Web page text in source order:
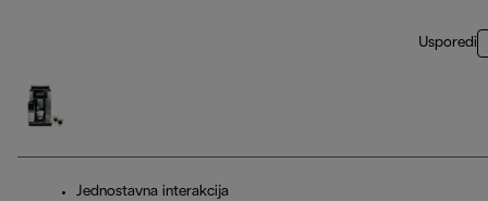
Usporedi
Jednostavna interakcija